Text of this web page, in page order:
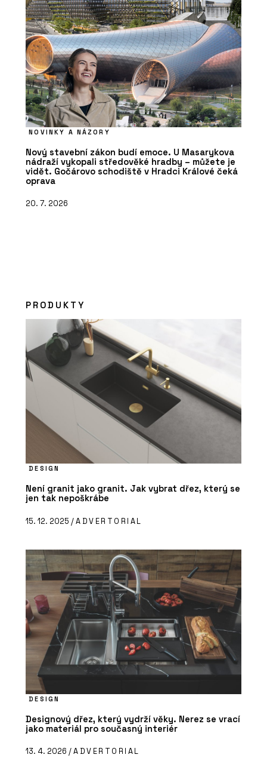
NOVINKY A NÁZORY
Nový stavební zákon budí emoce. U Masarykova
nádraží vykopali středověké hradby – můžete je
vidět. Gočárovo schodiště v Hradci Králové čeká
oprava
20. 7. 2026
PRODUKTY
DESIGN
Není granit jako granit. Jak vybrat dřez, který se
jen tak nepoškrábe
15. 12. 2025 /ADVERTORIAL
DESIGN
Designový dřez, který vydrží věky. Nerez se vrací
jako materiál pro současný interiér
13. 4. 2026 /ADVERTORIAL